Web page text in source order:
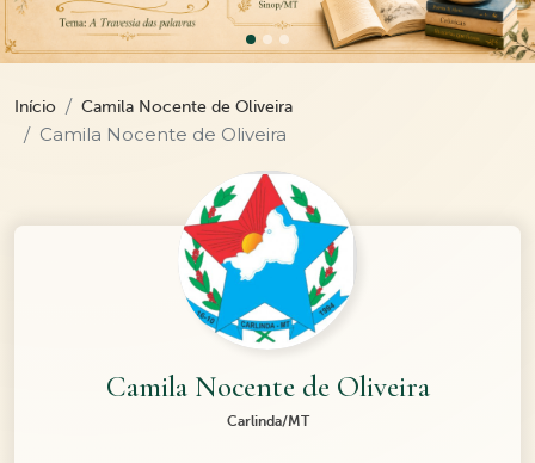
Início Camila Nocente de Oliveira
Camila Nocente de Oliveira
Camila Nocente de Oliveira
Carlinda/MT